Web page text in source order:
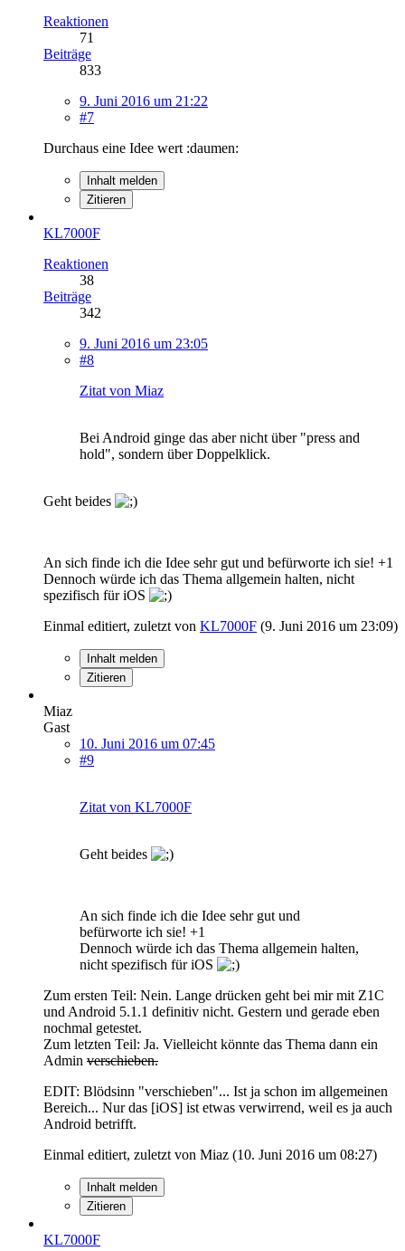
Reaktionen
71
Beiträge
833
9. Juni 2016 um 21:22
#7
Durchaus eine Idee wert :daumen:
Inhalt melden
Zitieren
KL7000F
Reaktionen
38
Beiträge
342
9. Juni 2016 um 23:05
#8
Zitat von Miaz
Bei Android ginge das aber nicht über "press and
hold", sondern über Doppelklick.
Geht beides
An sich finde ich die Idee sehr gut und befürworte ich sie! +1
Dennoch würde ich das Thema allgemein halten, nicht
spezifisch für iOS
Einmal editiert, zuletzt von KL7000F (9. Juni 2016 um 23:09)
Inhalt melden
Zitieren
Miaz
Gast
10. Juni 2016 um 07:45
#9
Zitat von KL7000F
Geht beides
An sich finde ich die Idee sehr gut und
befürworte ich sie! +1
Dennoch würde ich das Thema allgemein halten,
nicht spezifisch für iOS
Zum ersten Teil: Nein. Lange drücken geht bei mir mit Z1C
und Android 5.1.1 definitiv nicht. Gestern und gerade eben
nochmal getestet.
Zum letzten Teil: Ja. Vielleicht könnte das Thema dann ein
Admin verschieben.
EDIT: Blödsinn "verschieben"... Ist ja schon im allgemeinen
Bereich... Nur das [iOS] ist etwas verwirrend, weil es ja auch
Android betrifft.
Einmal editiert, zuletzt von Miaz (10. Juni 2016 um 08:27)
Inhalt melden
Zitieren
KL7000F